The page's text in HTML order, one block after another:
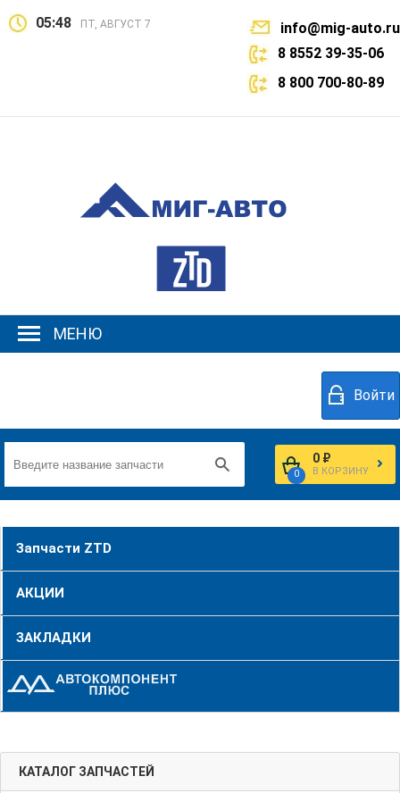
05:48 ПТ, АВГУСТ 7
info@mig-auto.ru
8 8552 39-35-06
8 800 700-80-89
МЕНЮ
Войти
0
0 ₽
В КОРЗИНУ
Запчасти ZTD
АКЦИИ
ЗАКЛАДКИ
КАТАЛОГ ЗАПЧАСТЕЙ